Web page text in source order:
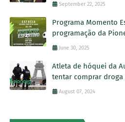
September 22, 2025
Programa Momento
programação da
June 30, 2025
Atleta de hóquei da
tentar comprar droga
August 07, 2024